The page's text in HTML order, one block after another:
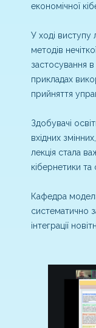
економічної
У ході виступу
методів
застосування
прикладах
прийняття
Здобувачі
вхідних
лекція стала
кібернетики та
Кафедра
систематично
інтеграції